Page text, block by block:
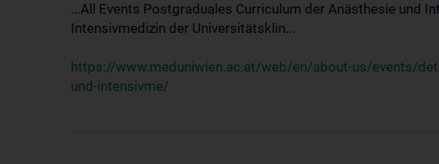
...All Events Postgraduales Curriculum der Anästhesie und
Intensivmedizin der Universitätsklin...
https://www.meduniwien.ac.at/web/en/about-us/events/
und-intensivme/